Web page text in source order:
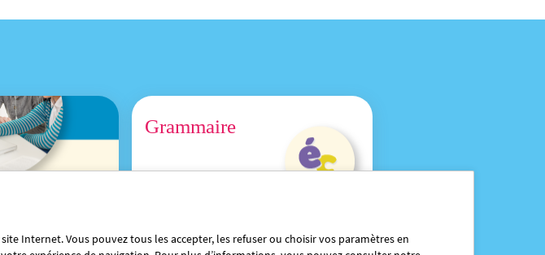
Internet. Vous pouvez tous les accepter, les refuser ou choisir vos paramètres en
Grammaire
Évaluez les tâches finales.